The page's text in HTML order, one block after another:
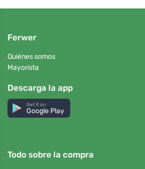
Ferwer
Quiénes somos
Mayorista
Descarga la app
Get it on
Google Play
Todo sobre la compra